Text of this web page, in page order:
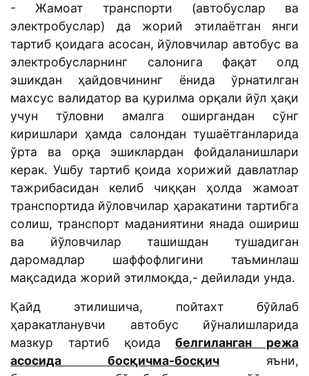
- Жамоат транспорти (автобуслар ва
электробуслар) да жорий этилаётган янги
тартиб қоидага асосан, йўловчилар автобус ва
электробусларнинг салонига фақат олд
эшикдан ҳайдовчининг ёнида ўрнатилган
махсус валидатор ва қурилма орқали йўл ҳақи
учун тўловни амалга оширгандан сўнг
киришлари ҳамда салондан тушаётганларида
ўрта ва орқа эшиклардан фойдаланишлари
керак. Ушбу тартиб қоида хорижий давлатлар
тажрибасидан келиб чиққан ҳолда жамоат
транспортида йўловчилар ҳаракатини тартибга
солиш, транспорт маданиятини янада ошириш
ва йўловчилар ташишдан тушадиган
даромадлар шаффофлигини таъминлаш
мақсадида жорий этилмоқда,- дейилади унда.
Қайд этилишича, пойтахт бўйлаб
ҳаракатланувчи автобус йўналишларида
мазкур тартиб қоидабелгиланган режа
асосида босқичма-босқич яъни,